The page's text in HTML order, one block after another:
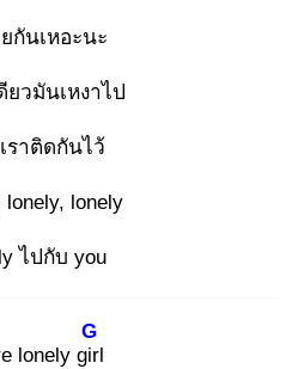
กันเหอะนะ
ยวมันเหงาไป
ราติดกันไว้
lonely, lonely
ไปกับ you
lonely girl
G